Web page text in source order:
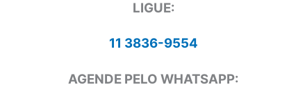
LIGUE:
11 3836-9554
AGENDE PELO WHATSAPP: